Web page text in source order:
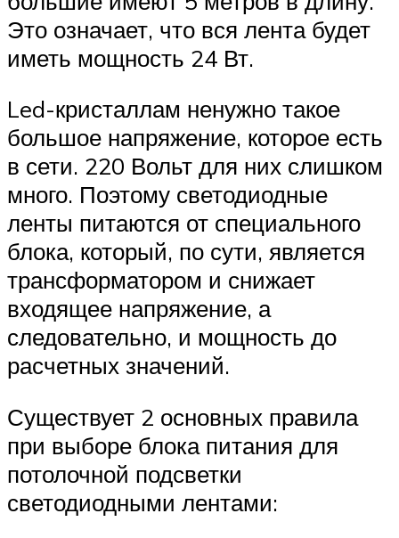
Это означает, что вся лента будет
иметь мощность 24 Вт.
Led-кристаллам ненужно такое
большое напряжение, которое есть
в сети. 220 Вольт для них слишком
много. Поэтому светодиодные
ленты питаются от специального
блока, который, по сути, является
трансформатором и снижает
входящее напряжение, а
следовательно, и мощность до
расчетных значений.
Существует 2 основных правила
при выборе блока питания для
потолочной подсветки
светодиодными лентами: